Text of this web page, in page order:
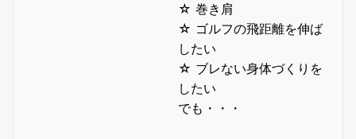
☆ 巻き肩
☆ ゴルフの飛距離を伸ば
したい
☆ ブレない身体づくりを
したい
でも・・・